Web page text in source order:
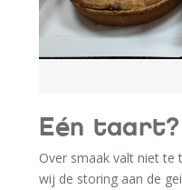
Eén
Over smaak valt niet te
wij de storing aan de